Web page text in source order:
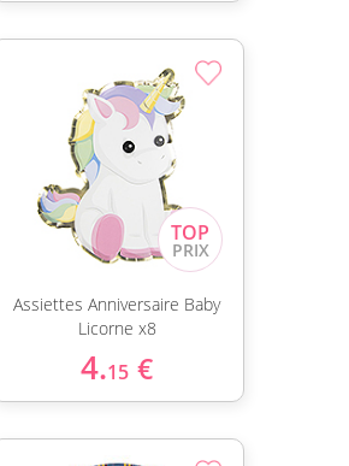
Assiettes Anniversaire Baby
Licorne x8
4.15 €